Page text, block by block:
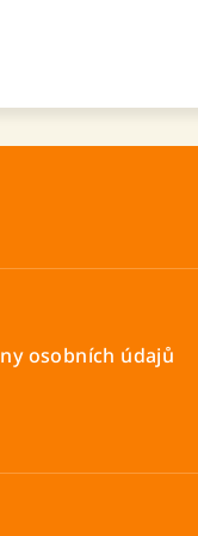
osobních údajů